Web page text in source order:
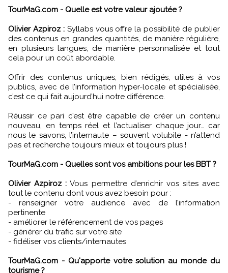
TourMaG.com - Quelle est votre valeur ajoutée ?
Olivier Azpiroz :Syllabs vous offre la possibilité de publier
des contenus en grandes quantités, de manière régulière,
en plusieurs langues, de manière personnalisée et tout
cela pour un coût abordable.
Offrir des contenus uniques, bien rédigés, utiles à vos
publics, avec de l’information hyper-locale et spécialisée,
c’est ce qui fait aujourd’hui notre différence.
Réussir ce pari c’est être capable de créer un contenu
nouveau, en temps réel et l’actualiser chaque jour… car
nous le savons, l’internaute – souvent volubile - n’attend
pas et recherche toujours mieux et toujours plus !
TourMaG.com - Quelles sont vos ambitions pour les BBT ?
Olivier Azpiroz : Vous permettre d’enrichir vos sites avec
tout le contenu dont vous avez besoin pour :
- renseigner votre audience avec de l’information
pertinente
- améliorer le référencement de vos pages
- générer du trafic sur votre site
- fidéliser vos clients/internautes
TourMaG.com - Qu'apporte votre solution au monde du
tourisme ?